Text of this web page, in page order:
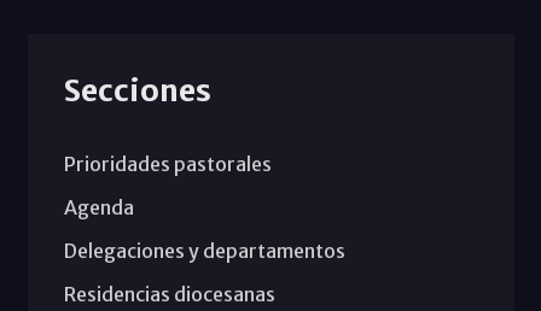
Secciones
Prioridades pastorales
Agenda
Delegaciones y departamentos
Residencias diocesanas